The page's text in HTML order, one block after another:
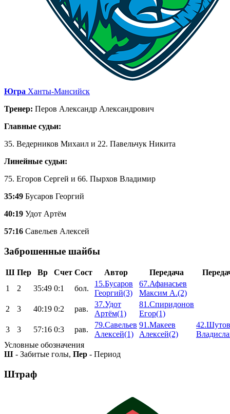
Югра Ханты-Мансийск
Тренер: Перов Александр Александрович
Главные судьи:
35. Ведерников Михаил и 22. Павельчук Никита
Линейные судьи:
75. Егоров Сергей и 66. Пырхов Владимир
35:49 Бусаров Георгий
40:19 Удот Артём
57:16 Савельев Алексей
Заброшенные шайбы
Ш Пер Вр Счет Сост Автор Передача
1
2 35:49 0:1 бол.
15.Бусаров
Георгий(3)
67.Афанасьев
Максим А.(2)
2
3 40:19 0:2 рав.
37.Удот
Артём(1)
81.Спиридонов
Егор(1)
3
3 57:16 0:3 рав.
79.Савельев
Алексей(1)
91.Макеев
Алексей(2)
42.Шутов
Условные обозначения
Ш - Забитые голы, Пер - Период
Штраф